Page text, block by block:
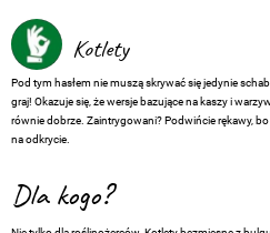
Kotlety
Pod tym hasłem nie muszą skrywać się jedynie
graj! Okazuje się, że wersje bazujące na kaszy i
równie dobrze. Zaintrygowani? Podwińcie rękawy,
na odkrycie.
Dla kogo?